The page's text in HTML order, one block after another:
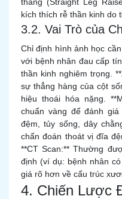
kích thích rễ thần kinh do
3.2. Vai Trò của
Chỉ định hình ảnh học
với bệnh nhân đau cấp
thần kinh nghiêm trọng.
sự thẳng hàng của cột
hiệu thoái hóa nặng.
chuẩn vàng để đánh
đệm, tủy sống, dây
chẩn đoán thoát vị đĩa
**CT Scan:** Thường
định (ví dụ: bệnh nhân
giá rõ hơn về cấu trúc
4. Chiến Lược